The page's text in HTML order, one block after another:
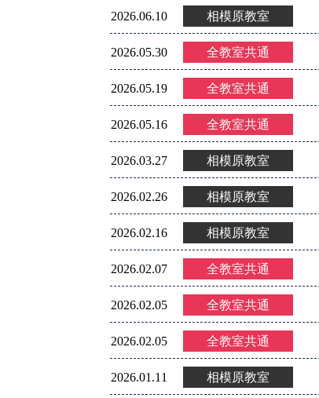
2026.06.10 相模原教室
2026.05.30 全教室共通
2026.05.19 全教室共通
2026.05.16 全教室共通
2026.03.27 相模原教室
2026.02.26 相模原教室
2026.02.16 相模原教室
2026.02.07 全教室共通
2026.02.05 全教室共通
2026.02.05 全教室共通
2026.01.11 相模原教室